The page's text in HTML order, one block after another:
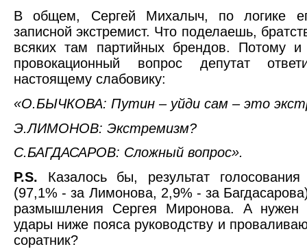
В общем, Сергей Михалыч, по логике
записной экстремист. Что поделаешь,
всяких там партийных брендов. Потому
провокационный вопрос депутат
настоящему слабовику:
«О.БЫЧКОВА: Путин – уйди сам – это
Э.ЛИМОНОВ: Экстремизм?
С.БАГДАСАРОВ: Сложный вопрос».
P.S. Казалось бы, результат
(97,1% - за Лимонова, 2,9% - за
размышления Сергея Миронова. А
удары ниже пояса руководству и
соратник?